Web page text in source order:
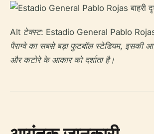
Alt टेक्स्ट: Estadio General Pablo Rojas
पैराग्वे का सबसे बड़ा फुटबॉल स्टेडियम, इसकी
और कटोरे के आकार को दर्शाता है।